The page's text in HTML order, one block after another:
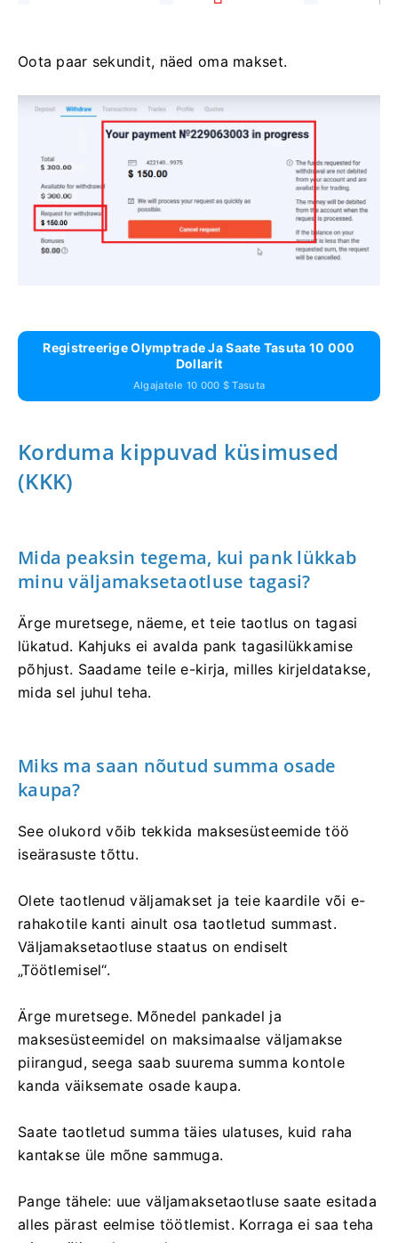
Oota paar sekundit, näed oma makset.
Registreerige Olymptrade Ja Saate Tasuta 10 000
Dollarit
Algajatele 10 000 $ Tasuta
Korduma kippuvad küsimused
(KKK)
Mida peaksin tegema, kui pank lükkab
minu väljamaksetaotluse tagasi?
Ärge muretsege, näeme, et teie taotlus on tagasi
lükatud. Kahjuks ei avalda pank tagasilükkamise
põhjust. Saadame teile e-kirja, milles kirjeldatakse,
mida sel juhul teha.
Miks ma saan nõutud summa osade
kaupa?
See olukord võib tekkida maksesüsteemide töö
iseärasuste tõttu.
Olete taotlenud väljamakset ja teie kaardile või e-
rahakotile kanti ainult osa taotletud summast.
Väljamaksetaotluse staatus on endiselt
„Töötlemisel“.
Ärge muretsege. Mõnedel pankadel ja
maksesüsteemidel on maksimaalse väljamakse
piirangud, seega saab suurema summa kontole
kanda väiksemate osade kaupa.
Saate taotletud summa täies ulatuses, kuid raha
kantakse üle mõne sammuga.
Pange tähele: uue väljamaksetaotluse saate esitada
alles pärast eelmise töötlemist. Korraga ei saa teha